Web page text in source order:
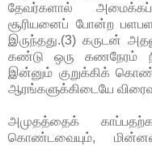
தேவர்களால்
சூரியனைப் போன்ற
இருந்தது.(3) கருடன்
கண்டு ஒரு கணநேரம்
இன்னும் குறுக்கிக்
ஆரங்களுக்கிடையே
அமுதத்தைக்
கொண்டவையும்,